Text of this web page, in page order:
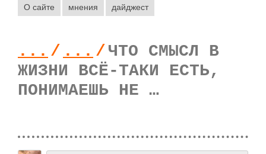
О сайте мнения дайджест
... / ... / ЧТО СМЫСЛ В
ЖИЗНИ ВСЁ-ТАКИ ЕСТЬ,
ПОНИМАЕШЬ НЕ …